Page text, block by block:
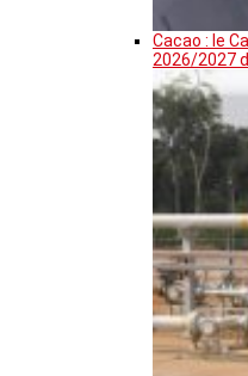
Cacao : le
2026/2027